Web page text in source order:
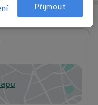
v nové záložce
Přijmout